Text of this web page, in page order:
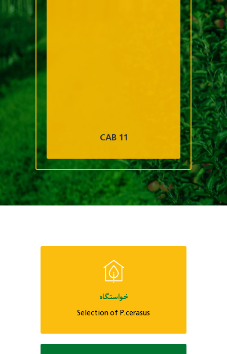
CAB 11
خواستگاه
Selection of P.cerasus